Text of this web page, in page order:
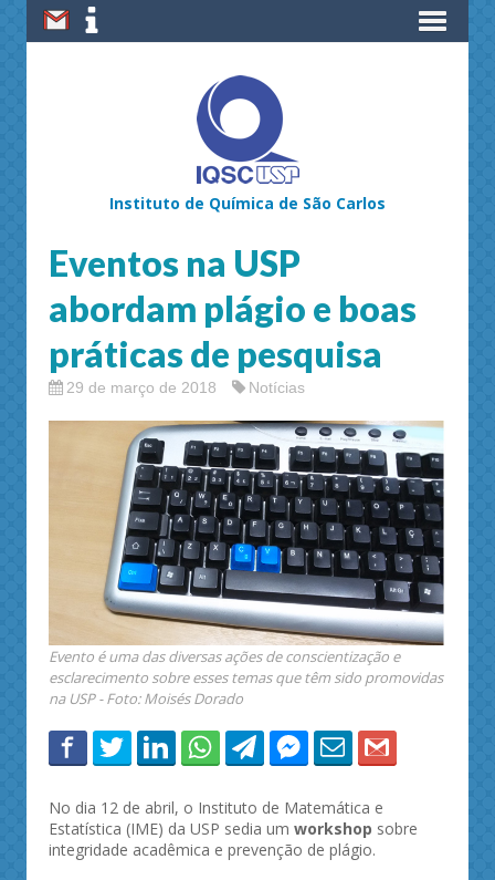
Instituto de Química de São Carlos
Eventos na USP
abordam plágio e boas
práticas de pesquisa
29 de março de 2018 Notícias
Evento é uma das diversas ações de conscientização e
esclarecimento sobre esses temas que têm sido promovidas
na USP - Foto: Moisés Dorado
No dia 12 de abril, o Instituto de Matemática e
Estatística (IME) da USP sedia um workshop sobre
integridade acadêmica e prevenção de plágio.